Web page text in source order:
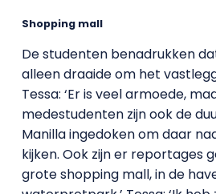
Shopping mall
De studenten benadrukken
alleen draaide om het
Tessa: ‘Er is veel armoede,
medestudenten zijn ook de
Manilla ingedoken om daar
kijken. Ook zijn er reportages
grote shopping mall, in de